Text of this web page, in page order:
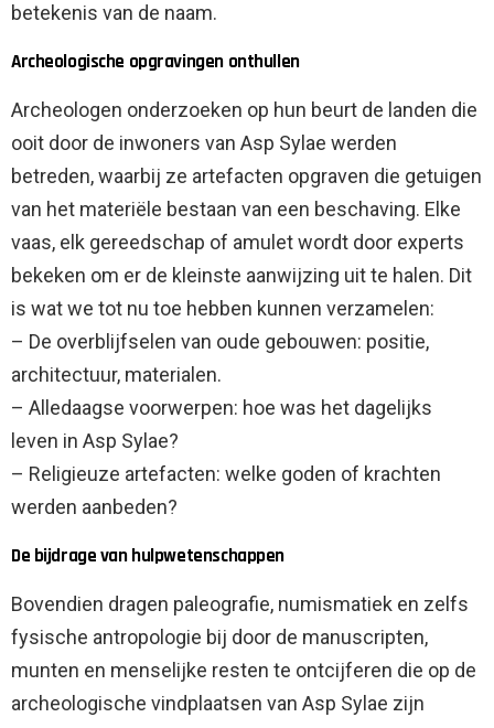
betekenis van de naam.
Archeologische opgravingen onthullen
Archeologen onderzoeken op hun beurt de landen die
ooit door de inwoners van Asp Sylae werden
betreden, waarbij ze artefacten opgraven die getuigen
van het materiële bestaan ​​van een beschaving. Elke
vaas, elk gereedschap of amulet wordt door experts
bekeken om er de kleinste aanwijzing uit te halen. Dit
is wat we tot nu toe hebben kunnen verzamelen:
– De overblijfselen van oude gebouwen: positie,
architectuur, materialen.
– Alledaagse voorwerpen: hoe was het dagelijks
leven in Asp Sylae?
– Religieuze artefacten: welke goden of krachten
werden aanbeden?
De bijdrage van hulpwetenschappen
Bovendien dragen paleografie, numismatiek en zelfs
fysische antropologie bij door de manuscripten,
munten en menselijke resten te ontcijferen die op de
archeologische vindplaatsen van Asp Sylae zijn